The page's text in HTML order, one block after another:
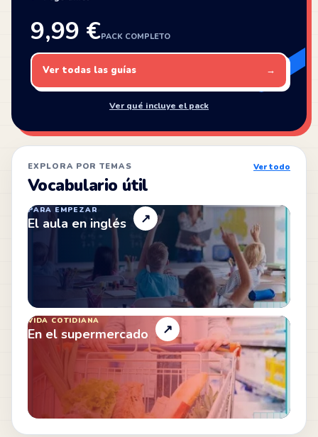
9,99 €PACK COMPLETO
Ver todas las guías →
Ver qué incluye el pack
EXPLORA POR TEMAS
Vocabulario útil
Ver todo
PARA EMPEZAR
El aula en inglés ↗
VIDA COTIDIANA
En el supermercado ↗